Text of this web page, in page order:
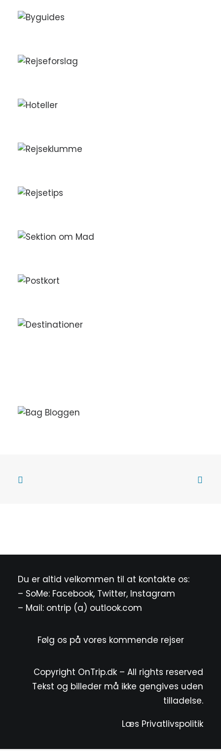
Du er altid velkommen til at kontakte os:
– SoMe: Facebook, Twitter, Instagram
– Mail: ontrip (a) outlook.com
Følg os på vores kommende rejser
Copyright OnTrip.dk – All rights reserved
Tekst og billeder må ikke gengives uden
tilladelse.
Læs Privatlivspolitik